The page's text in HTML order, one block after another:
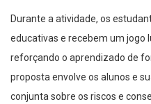
Durante a atividade, os
educativas e recebem um jogo
reforçando o aprendizado de
proposta envolve os alunos e
conjunta sobre os riscos e